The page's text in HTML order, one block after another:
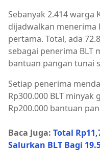
Sebanyak 2.414 warga
dijadwalkan menerima
pertama. Total, ada
sebagai penerima BLT
bantuan pangan tunai
Setiap penerima
Rp300.000 BLT
Rp200.000 bantuan
Baca Juga: Total
Salurkan BLT Bagi